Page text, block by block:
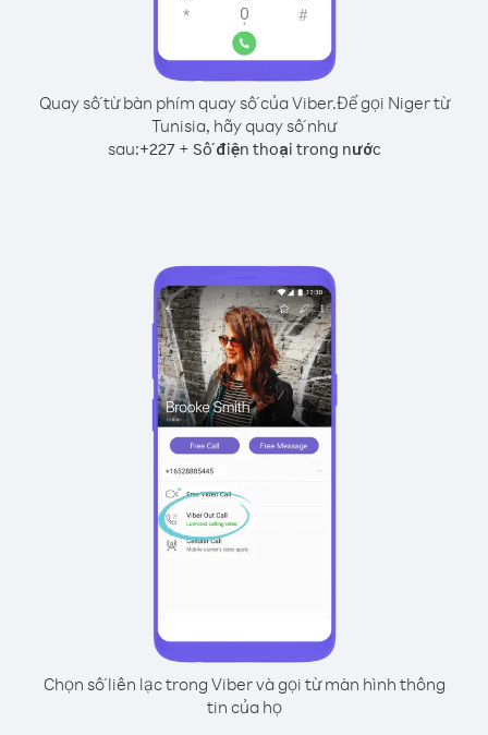
Quay số từ bàn phím quay số của Viber.Để gọi Niger từ
Tunisia, hãy quay số như
sau:+227+ Số điện thoại trong nước
Chọn số liên lạc trong Viber và gọi từ màn hình thông
tin của họ